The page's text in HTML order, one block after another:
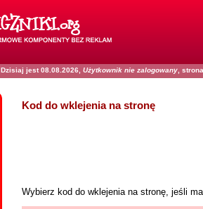
Dzisiaj jest 08.08.2026, Użytkownik nie zalogowany ,
Kod do wklejenia na stronę
Wybierz kod do wklejenia na stronę, jeśli